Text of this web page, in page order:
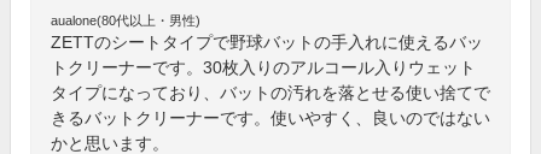
aualone(80代以上・男性)
ZETTのシートタイプで野球バットの手入れに使えるバッ
トクリーナーです。30枚入りのアルコール入りウェット
タイプになっており、バットの汚れを落とせる使い捨てで
きるバットクリーナーです。使いやすく、良いのではない
かと思います。